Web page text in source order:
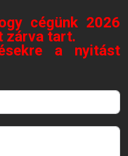
cégünk 2026
zárva tart.
a nyitást